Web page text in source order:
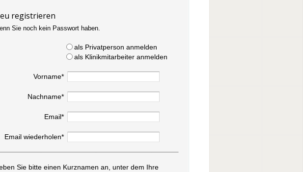
registrieren
Sie noch kein Passwort haben.
als Privatperson anmelden
als Klinikmitarbeiter anmelden
Vorname*
Nachname*
Email*
Email wiederholen*
Sie bitte einen Kurznamen an, unter dem Ihre